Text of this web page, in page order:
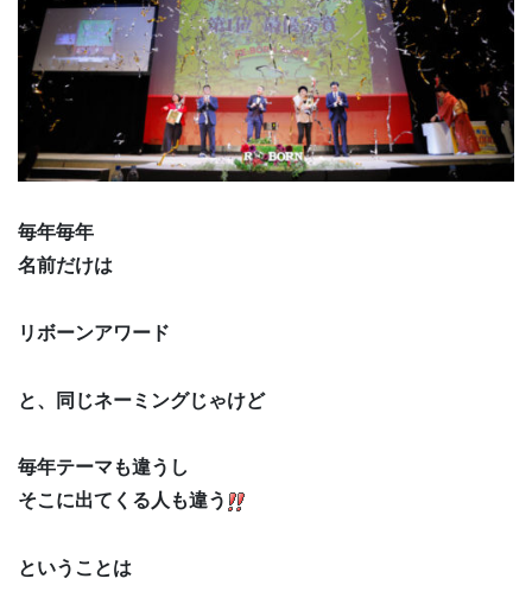
毎年毎年
名前だけは
リボーンアワード
と、同じネーミングじゃけど
毎年テーマも違うし
そこに出てくる人も違う
ということは